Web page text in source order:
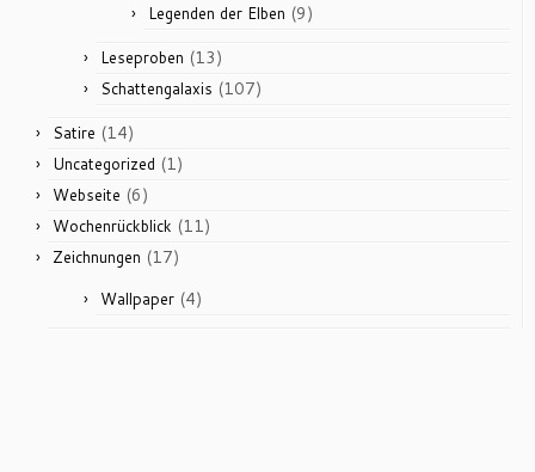
Legenden der Elben (9)
Leseproben (13)
Schattengalaxis (107)
Satire (14)
Uncategorized (1)
Webseite (6)
Wochenrückblick (11)
Zeichnungen (17)
Wallpaper (4)